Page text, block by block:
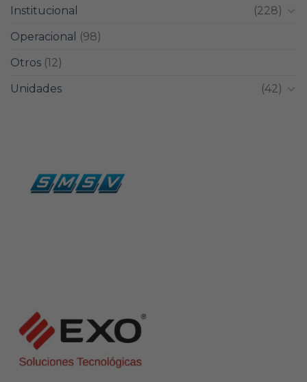
Institucional
(228)
Operacional
(98)
Otros (12)
Unidades
(42)